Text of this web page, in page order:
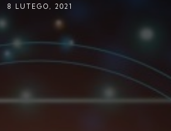
8 LUTEGO, 2021